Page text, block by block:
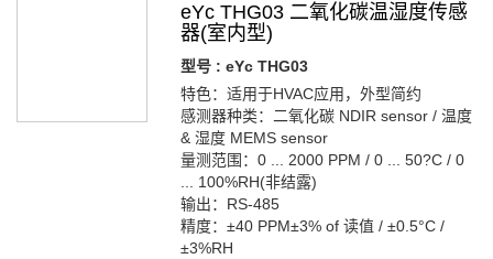
eYc THG03 二氧化碳温湿度传感
器(室内型)
型号 : eYc THG03
特色：适用于HVAC应用，外型简约
感测器种类：二氧化碳 NDIR sensor / 温度
& 湿度 MEMS sensor
量测范围：0 ... 2000 PPM / 0 ... 50?C / 0
... 100%RH(非结露)
输出：RS-485
精度：±40 PPM±3% of 读值 / ±0.5°C /
±3%RH